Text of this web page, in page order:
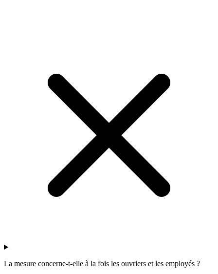
La mesure concerne-t-elle à la fois les ouvriers et les employés ?